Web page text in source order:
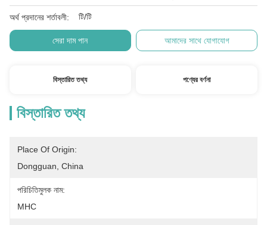
অর্থ প্রদানের শর্তাবলী: টি/টি
সেরা দাম পান আমাদের সাথে যোগাযোগ
বিস্তারিত তথ্য পণ্যের বর্ণনা
বিস্তারিত তথ্য
Place Of Origin:
Dongguan, China
পরিচিতিমুলক নাম:
MHC